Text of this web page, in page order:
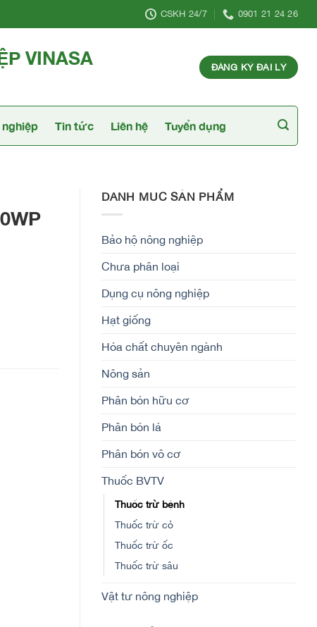
CSKH 24/7 0901 21 24 26
VINASA ĐĂNG KÝ ĐẠI LÝ
Tin tức Liên hệ Tuyển dụng
DANH MỤC SẢN PHẨM
Bảo hộ nông nghiệp
Chưa phân loại
Dụng cụ nông nghiệp
Hạt giống
Hóa chất chuyên ngành
Nông sản
Phân bón hữu cơ
Phân bón lá
Phân bón vô cơ
Thuốc BVTV
Thuốc trừ bệnh
Thuốc trừ cỏ
Thuốc trừ ốc
Thuốc trừ sâu
Vật tư nông nghiệp